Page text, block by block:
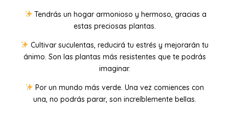
Tendrás un hogar armonioso y hermoso, gracias a
estas preciosas plantas.
Cultivar suculentas, reducirá tu estrés y mejorarán tu
ánimo. Son las plantas más resistentes que te podrás
imaginar.
Por un mundo más verde. Una vez comiences con
una, no podrás parar, son increíblemente bellas.